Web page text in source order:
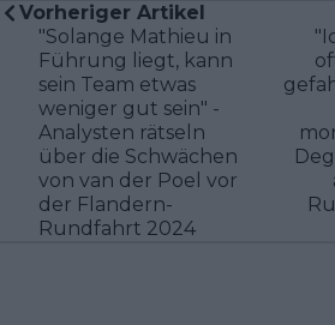
Vorheriger Artikel
"Solange Mathieu in
Führung liegt, kann
sein Team etwas
weniger gut sein" -
Analysten rätseln
über die Schwächen
von van der Poel vor
der Flandern-
Rundfahrt 2024